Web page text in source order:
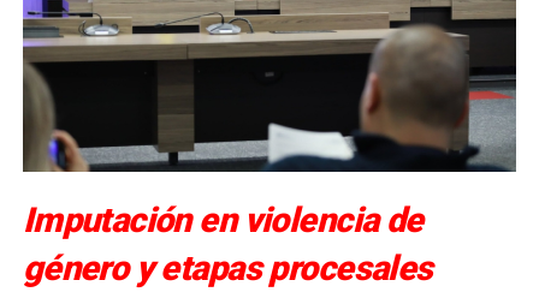
Imputación en violencia de
género y etapas procesales